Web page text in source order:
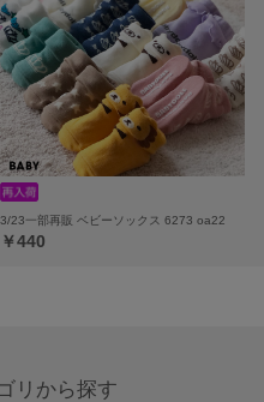
3/23一部再販 ベビーソックス 6273 oa22
￥440
リから探す